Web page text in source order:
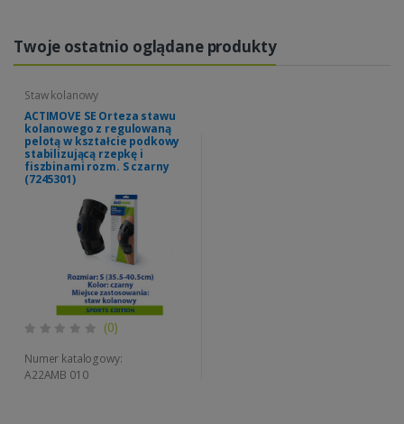
Twoje ostatnio oglądane produkty
Staw kolanowy
ACTIMOVE SE Orteza stawu
kolanowego z regulowaną
pelotą w kształcie podkowy
stabilizującą rzepkę i
fiszbinami rozm. S czarny
(7245301)
(0)
Numer katalogowy:
A22AMB 010